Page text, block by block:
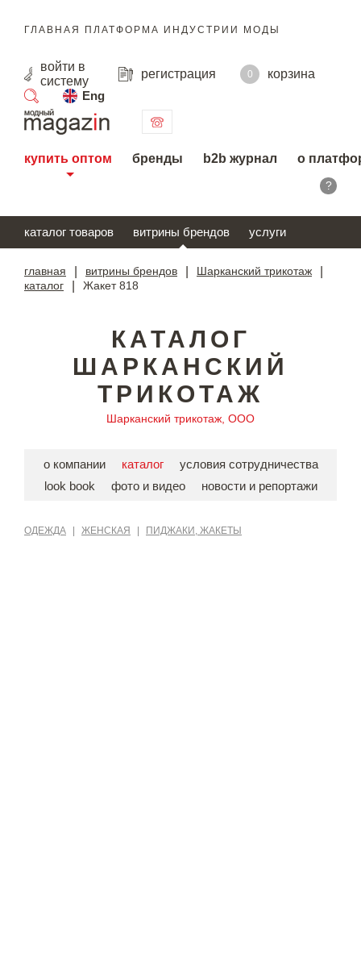
ГЛАВНАЯ ПЛАТФОРМА ИНДУСТРИИ МОДЫ
войти в
систему
регистрация 0
корзина
Eng
поиск
купить оптом бренды b2b журнал о
?
каталог товаров витрины брендов услуги
главная витрины брендов Шарканский трикотаж
каталог Жакет 818
КАТАЛОГ
ШАРКАНСКИЙ
ТРИКОТАЖ
Шарканский трикотаж, ООО
о компании каталог
условия сотрудничества
look book
фото и видео новости и репортажи
ОДЕЖДА ЖЕНСКАЯ ПИДЖАКИ, ЖАКЕТЫ